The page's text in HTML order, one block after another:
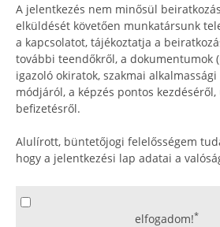
A jelentkezés nem minősül
elküldését követően munkatársunk
a kapcsolatot, tájékoztatja a
további teendőkről, a dokumentumok
igazoló okiratok, szakmai
módjáról, a képzés pontos
befizetésről.
Alulírott, büntetőjogi felelősségem
hogy a jelentkezési lap adatai a
elfogadom!*